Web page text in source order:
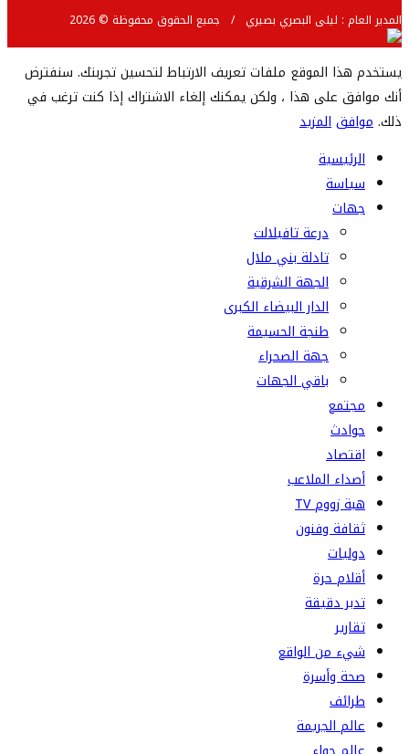
المدير العام : ليلى البصري بصيري / جميع الحقوق محفوظة © 2026
يستخدم هذا الموقع ملفات تعريف الارتباط لتحسين تجربتك. سنفترض
أنك موافق على هذا ، ولكن يمكنك إلغاء الاشتراك إذا كنت ترغب في
ذلك.موافقالمزيد
الرئيسية
سياسة
جهات
درعة تافيلالت
تادلة بني ملال
الجهة الشرقية
الدار البيضاء الكبرى
طنجة الحسيمة
جهة الصحراء
باقي الجهات
مجتمع
حوادث
اقتصاد
أصداء الملاعب
هبة زووم TV
ثقافة وفنون
دوليات
أقلام حرة
تدبر دقيقة
تقارير
شيء من الواقع
صحة وأسرة
طرائف
عالم الجريمة